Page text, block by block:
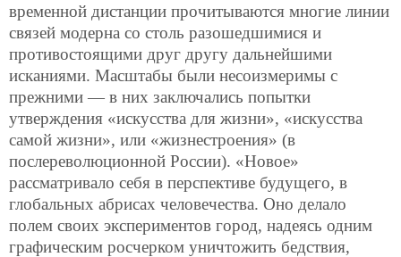
временной дистанции прочитываются многие линии
связей модерна со столь разошедшимися и
противостоящими друг другу дальнейшими
исканиями. Масштабы были несоизмеримы с
прежними — в них заключались попытки
утверждения «искусства для жизни», «искусства
самой жизни», или «жизнестроения» (в
послереволюционной России). «Новое»
рассматривало себя в перспективе будущего, в
глобальных абрисах человечества. Оно делало
полем своих экспериментов город, надеясь одним
графическим росчерком уничтожить бедствия,